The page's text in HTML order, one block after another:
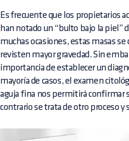
Es frecuente que los propietarios
han notado un “bulto bajo la piel”
muchas ocasiones, estas masas
revisten mayor gravedad. Sin
importancia de establecer un
mayoría de casos, el examen
aguja fina nos permitirá confirmar
contrario se trata de otro proceso y